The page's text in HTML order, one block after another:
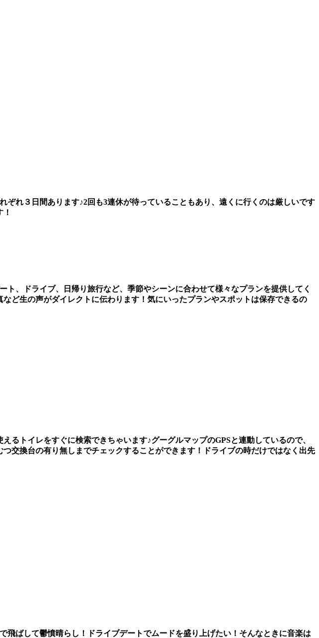
ぞれ３日間あります♪2回も3連休が待っていることもあり、遠くに行くのは厳しいです
、ドライブ、日帰り旅行など、季節やシーンに合わせて様々なプランを提供してく
ど生の声がダイレクトに伝わります！気にいったプランやスポットは保存できるの
るトイレをすぐに検索できちゃいます♪グーグルマップのGPSと連動しているので、
交換台の有り無しまでチェックすることができます！ドライブの時だけではなく出先
ばして鬱憤晴らし！ドライブデートでムードを盛り上げたい！そんなときに音楽は